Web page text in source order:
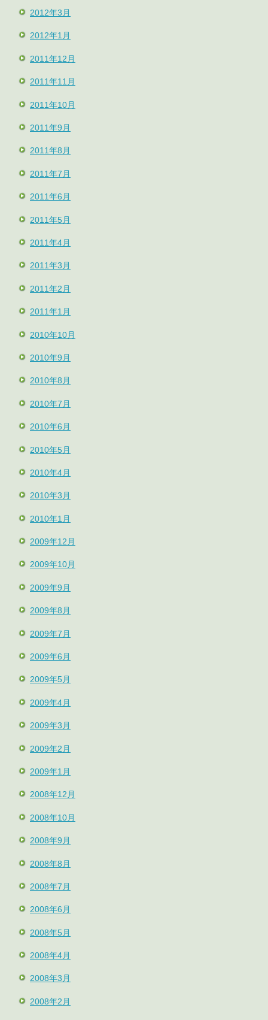
2012年3月
2012年1月
2011年12月
2011年11月
2011年10月
2011年9月
2011年8月
2011年7月
2011年6月
2011年5月
2011年4月
2011年3月
2011年2月
2011年1月
2010年10月
2010年9月
2010年8月
2010年7月
2010年6月
2010年5月
2010年4月
2010年3月
2010年1月
2009年12月
2009年10月
2009年9月
2009年8月
2009年7月
2009年6月
2009年5月
2009年4月
2009年3月
2009年2月
2009年1月
2008年12月
2008年10月
2008年9月
2008年8月
2008年7月
2008年6月
2008年5月
2008年4月
2008年3月
2008年2月